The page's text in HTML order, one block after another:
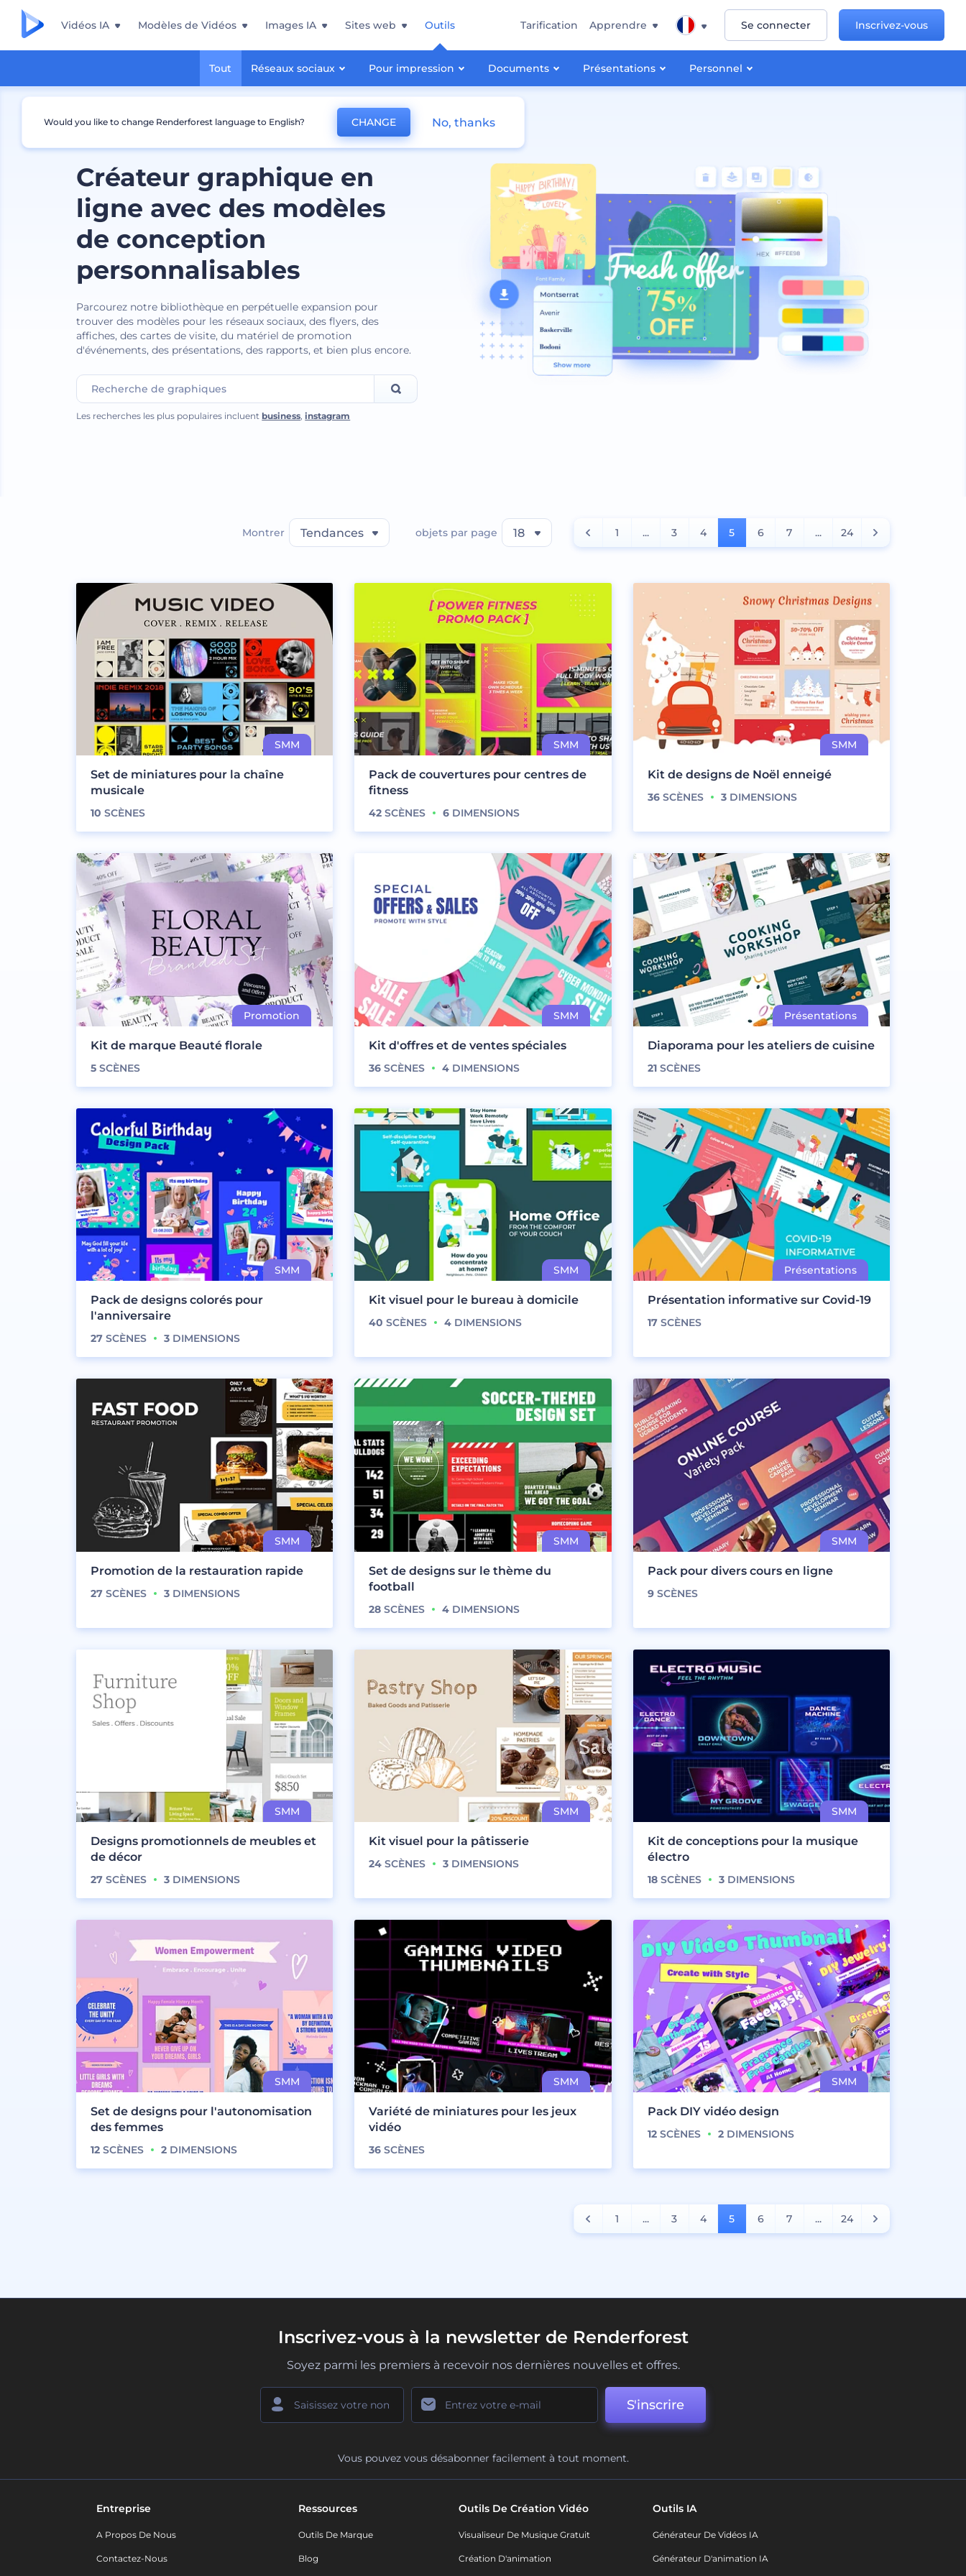
Vidéos IA Modèles de Vidéos Images IA Sites web Outils
Tout Réseaux sociaux Pour impression Documents Présentations Personnel
Tarification Apprendre Se connecter Inscrivez-vous
Créateur graphique en
ligne avec des modèles
de conception
personnalisables
Parcourez notre bibliothèque en perpétuelle expansion pour
trouver des modèles pour les réseaux sociaux, des flyers, des
affiches, des cartes de visite, du matériel de promotion
d'événements, des présentations, des rapports, et bien plus encore.
Les recherches les plus populaires incluent business,instagram
Montrer Tendances objets par page 18 1 ... 3 4 5 6 7 ... 24
Set de miniatures pour la chaîne
musicale
10 SCÈNES
Pack de couvertures pour centres de
fitness
42 SCÈNES 6 DIMENSIONS
Kit de designs de Noël enneigé
36SCÈNES 3DIMENSIONS
Kit de marque Beauté florale
5 SCÈNES
Kit d'offres et de ventes spéciales
36 SCÈNES 4 DIMENSIONS
Diaporama pour les ateliers de cuisine
21SCÈNES
Pack de designs colorés pour
l'anniversaire
27 SCÈNES 3 DIMENSIONS
Kit visuel pour le bureau à domicile
40 SCÈNES 4 DIMENSIONS
Présentation informative sur Covid-19
17SCÈNES
Promotion de la restauration rapide
27 SCÈNES 3 DIMENSIONS
Set de designs sur le thème du
football
28 SCÈNES 4 DIMENSIONS
Pack pour divers cours en ligne
9SCÈNES
Designs promotionnels de meubles et
de décor
27 SCÈNES 3 DIMENSIONS
Kit visuel pour la pâtisserie
24 SCÈNES 3 DIMENSIONS
Kit de conceptions pour la musique
électro
18SCÈNES 3DIMENSIONS
Set de designs pour l'autonomisation
des femmes
12 SCÈNES 2 DIMENSIONS
Variété de miniatures pour les jeux
vidéo
36 SCÈNES
Pack DIY vidéo design
12SCÈNES 2DIMENSIONS
1 ... 3 4 5 6 7 ... 24
Inscrivez-vous à la newsletter de Renderforest
Soyez parmi les premiers à recevoir nos dernières nouvelles et offres.
S'inscrire
Vous pouvez vous désabonner facilement à tout moment.
Entreprise
A Propos De Nous
Contactez-Nous
Ressources
Outils De Marque
Blog
Outils De Création Vidéo
Visualiseur De Musique Gratuit
Création D'animation
Outils IA
Générateur De Vidéos IA
Générateur D'animation IA
Would you like to change Renderforest language to English? CHANGE No, thanks